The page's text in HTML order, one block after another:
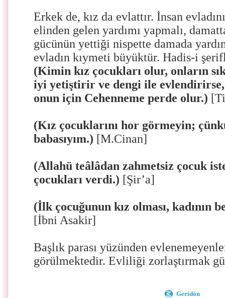
Erkek de, kız da evlattır. İnsan
elinden gelen yardımı yapmalı,
gücünün yettiği nispette damada
evladın kıymeti büyüktür. Hadis-i
(Kimin kız çocukları olur, onların
iyi yetiştirir ve dengi ile evlendirirse,
onun için Cehenneme perde olur.)
(Kız çocuklarını hor görmeyin;
babasıyım.) [M.Cinan]
(Allahü teâlâdan zahmetsiz çocuk
çocukları verdi.) [Şir’a]
(İlk çocuğunun kız olması, kadının
[İbni Asakir]
Başlık parası yüzünden
görülmektedir. Evliliği zorlaştırmak
Geridön